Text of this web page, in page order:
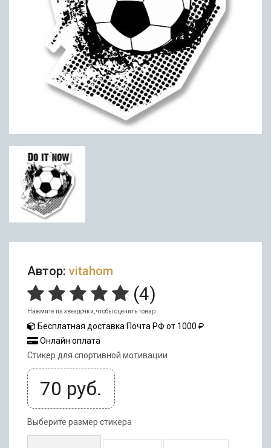
Автор: vitahom
(4)
Нажмите на звездочки, чтобы оценить товар
Бесплатная доставка Почта РФ от 1000 ₽
Онлайн оплата
Стикер для спортивной мотивации
70 руб.
Выберите размер стикера